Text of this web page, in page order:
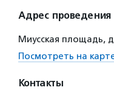
Адрес проведения
Миусская площадь,
Посмотреть на
Контакты